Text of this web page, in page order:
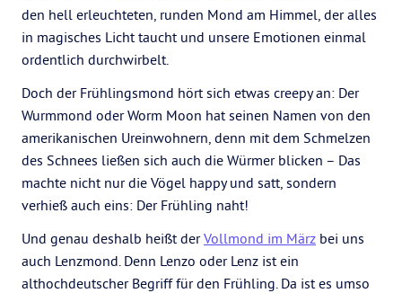
den hell erleuchteten, runden Mond am Himmel, der alles
in magisches Licht taucht und unsere Emotionen einmal
ordentlich durchwirbelt.
Doch der Frühlingsmond hört sich etwas creepy an: Der
Wurmmond oder Worm Moon hat seinen Namen von den
amerikanischen Ureinwohnern, denn mit dem Schmelzen
des Schnees ließen sich auch die Würmer blicken – Das
machte nicht nur die Vögel happy und satt, sondern
verhieß auch eins: Der Frühling naht!
Und genau deshalb heißt derVollmond im März bei uns
auch Lenzmond. Denn Lenzo oder Lenz ist ein
althochdeutscher Begriff für den Frühling. Da ist es umso